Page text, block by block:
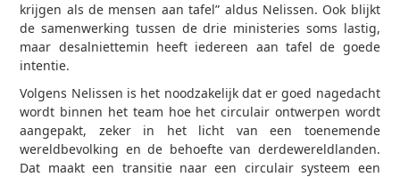
krijgen als de mensen aan tafel” aldus Nelissen. Ook blijkt
de samenwerking tussen de drie ministeries soms lastig,
maar desalniettemin heeft iedereen aan tafel de goede
intentie.
Volgens Nelissen is het noodzakelijk dat er goed nagedacht
wordt binnen het team hoe het circulair ontwerpen wordt
aangepakt, zeker in het licht van een toenemende
wereldbevolking en de behoefte van derdewereldlanden.
Dat maakt een transitie naar een circulair systeem een